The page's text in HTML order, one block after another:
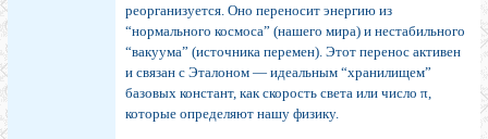
реорганизуется. Оно переносит энергию из
“нормального космоса” (нашего мира) и нестабильного
“вакуума” (источника перемен). Этот перенос активен
и связан с Эталоном — идеальным “хранилищем”
базовых констант, как скорость света или число π,
которые определяют нашу физику.